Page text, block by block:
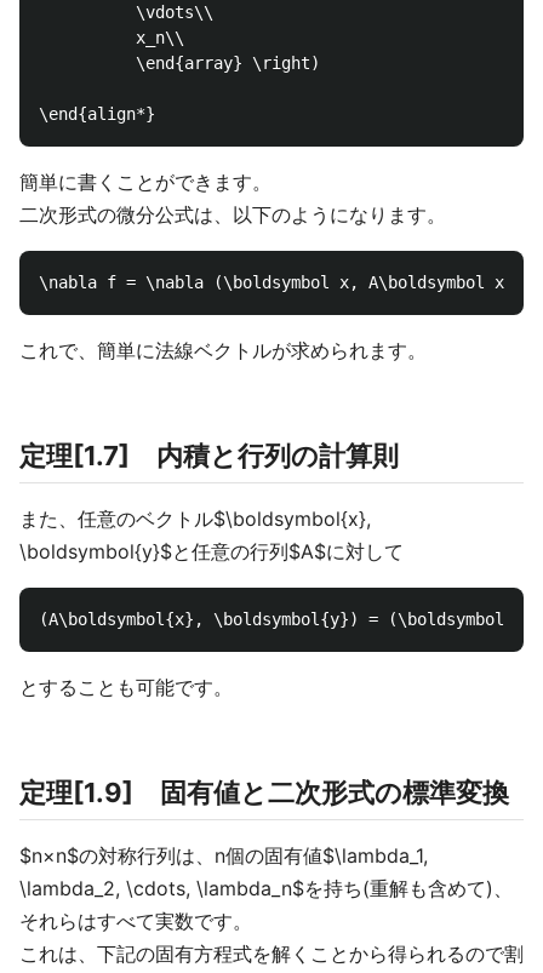
          \vdots\\
          x_n\\
          \end{array} \right)
簡単に書くことができます。
二次形式の微分公式は、以下のようになります。
これで、簡単に法線ベクトルが求められます。
定理[1.7] 内積と行列の計算則
また、任意のベクトル$\boldsymbol{x},
\boldsymbol{y}$と任意の行列$A$に対して
とすることも可能です。
定理[1.9] 固有値と二次形式の標準変換
$n×n$の対称行列は、n個の固有値$\lambda_1,
\lambda_2, \cdots, \lambda_n$を持ち(重解も含めて)、
それらはすべて実数です。
これは、下記の固有方程式を解くことから得られるので割